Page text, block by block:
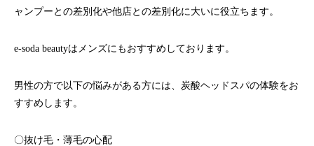
ャンプーとの差別化や他店との差別化に大いに役立ちます。
e-soda beautyはメンズにもおすすめしております。
男性の方で以下の悩みがある方には、炭酸ヘッドスパの体験をお
すすめします。
〇抜け毛・薄毛の心配